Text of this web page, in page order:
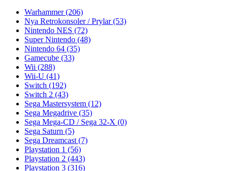
Warhammer(206)
Nya Retrokonsoler / Prylar(53)
Nintendo NES (72)
Super Nintendo (48)
Nintendo 64 (35)
Gamecube (33)
Wii (288)
Wii-U (41)
Switch (192)
Switch 2 (43)
Sega Mastersystem (12)
Sega Megadrive (35)
Sega Mega-CD / Sega 32-X (0)
Sega Saturn (5)
Sega Dreamcast (7)
Playstation 1 (56)
Playstation 2 (443)
Playstation 3 (316)